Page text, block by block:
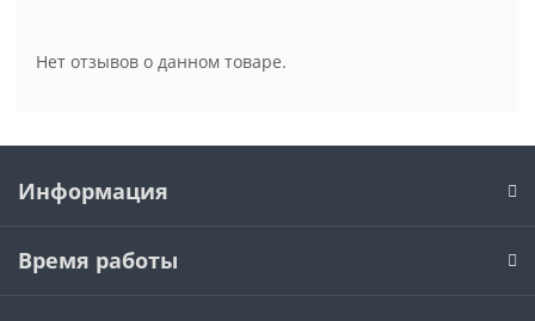
Нет отзывов о данном товаре.
Информация
Время работы